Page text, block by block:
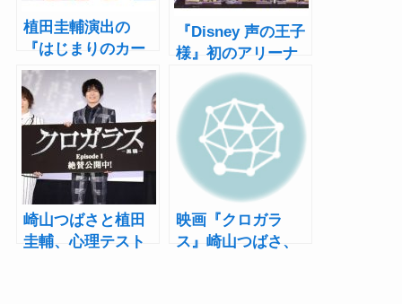
植田圭輔演出の
『はじまりのカー
テンコール』に高
崎翔太、田村心、
安西慎太郎らが参
加
『Disney 声の王子
様』初のアリーナ
ツアー開幕！島﨑
信長、植田圭輔、
太田基裕らがライ
ブ初披露楽曲で神
戸を盛り上げる
崎山つばさと植田
圭輔、心理テスト
映画『クロガラ
ス』崎山つばさ、